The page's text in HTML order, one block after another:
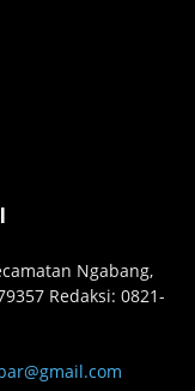
Ngabang,
Redaksi: 0821-